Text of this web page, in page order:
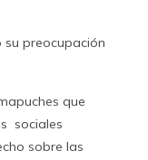
preocupación
que
sociales
sobre las